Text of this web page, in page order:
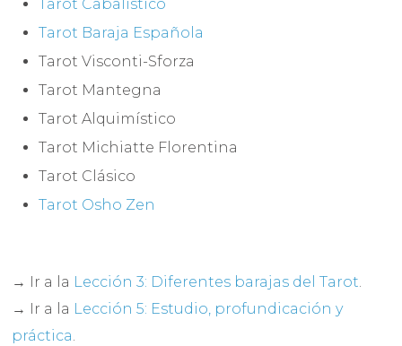
Tarot Cabalístico
Tarot Baraja Española
Tarot Visconti-Sforza
Tarot Mantegna
Tarot Alquimístico
Tarot Michiatte Florentina
Tarot Clásico
Tarot Osho Zen
→ Ir a la Lección 3: Diferentes barajas del Tarot.
→ Ir a la Lección 5: Estudio, profundicación y
práctica.